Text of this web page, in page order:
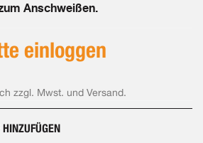
Anschweißen.
einloggen
zzgl. Mwst. und Versand.